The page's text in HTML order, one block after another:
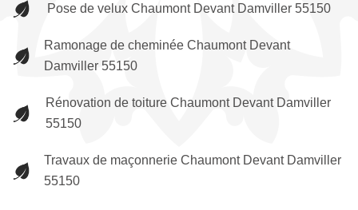
Pose de velux Chaumont Devant Damviller 55150
Ramonage de cheminée Chaumont Devant
Damviller 55150
Rénovation de toiture Chaumont Devant Damviller
55150
Travaux de maçonnerie Chaumont Devant Damviller
55150